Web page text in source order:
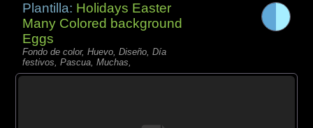
Plantilla: Holidays Easter
Many Colored background
Eggs
Fondo de color, Huevo, Diseño, Día
festivos, Pascua, Muchas,